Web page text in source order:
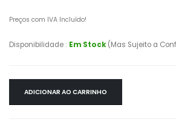
Preços com IVA Incluído!
Disponibilidade : Em Stock(Mas Sujeito a
ADICIONAR AO CARRINHO